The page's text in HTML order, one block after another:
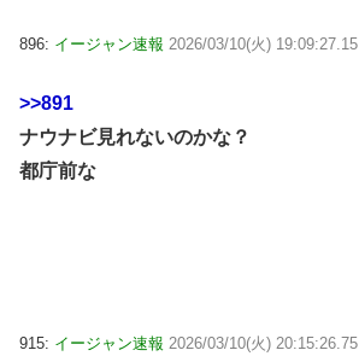
896: イージャン速報 2026/03/10(火) 19:09:27.15
>>891
ナウナビ見れないのかな？
都庁前な
915: イージャン速報 2026/03/10(火) 20:15:26.75